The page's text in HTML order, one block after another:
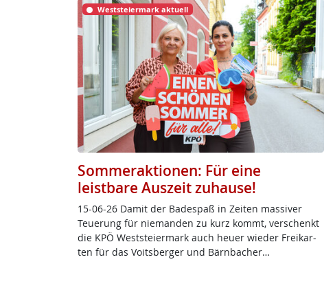
Weststeiermark aktuell
Sommeraktionen: Für eine
leistbare Auszeit zuhause!
15-06-26 Da­mit der Ba­de­spaß in Zei­ten mas­si­ver
Teue­rung für nie­man­den zu kurz kommt, ver­schenkt
die KPÖ West­s­tei­er­mark auch heu­er wie­der Frei­k­ar­
ten für das Voits­ber­ger und Bärn­ba­cher…